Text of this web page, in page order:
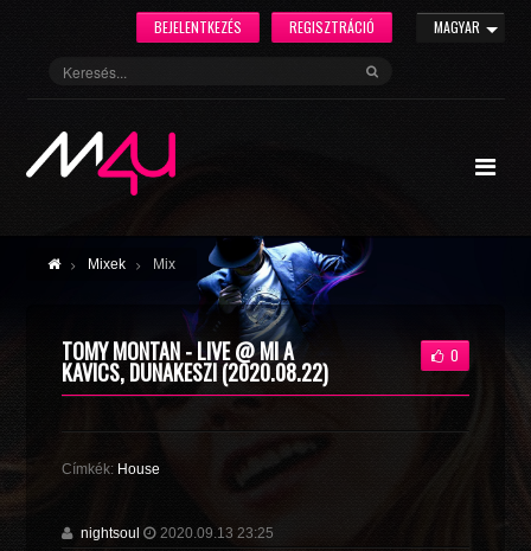
MAGYAR
REGISZTRÁCIÓ
BEJELENTKEZÉS
Mixek Mix
TOMY MONTAN - LIVE @ MI A
KAVICS, DUNAKESZI (2020.08.22)
0
Címkék: House
nightsoul 2020.09.13 23:25